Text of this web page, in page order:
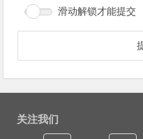
滑动解锁才能提交
关注我们